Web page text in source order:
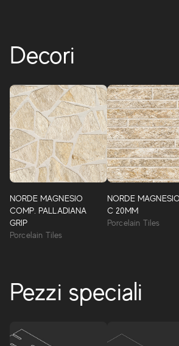
Decori
NORDE MAGNESIO
COMP. PALLADIANA
GRIP
Porcelain Tiles
NORDE
C 20MM
Porcelain Tiles
Pezzi speciali